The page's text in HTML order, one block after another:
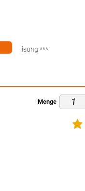
***
Menge